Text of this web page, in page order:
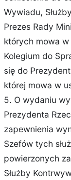
Wywiadu,
Prezes Rady
których mowa
Kolegium do
się do
której mowa w
5. O wydaniu
Prezydenta
zapewnienia
Szefów tych
powierzonych
Służby